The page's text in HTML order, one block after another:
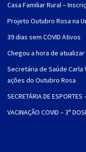
Casa Familiar Rural –
Projeto Outubro Rosa na
39 dias sem COVID Ativos
Chegou a hora de
Secretária de Saúde
ações do Outubro Rosa
SECRETÁRIA DE
VACINAÇÃO COVID – 3ª